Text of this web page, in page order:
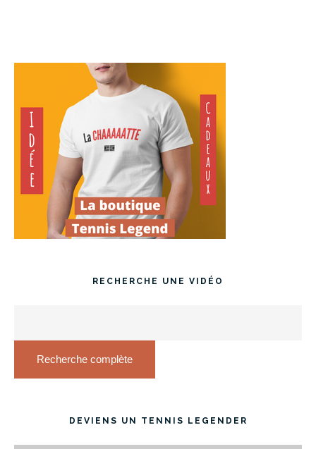
RECHERCHE UNE VIDÉO
Recherche complète
DEVIENS UN TENNIS LEGENDER